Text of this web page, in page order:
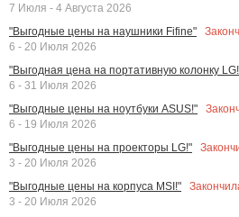
7 Июля - 4 Августа 2026
"Выгодные цены на наушники Fifine"
6 - 20 Июля 2026
"Выгодная цена на портативную колонку
6 - 31 Июля 2026
"Выгодные цены на ноутбуки ASUS!"
6 - 19 Июля 2026
"Выгодные цены на проекторы LG!"
3 - 20 Июля 2026
"Выгодные цены на корпуса MSI!"
3 - 20 Июля 2026